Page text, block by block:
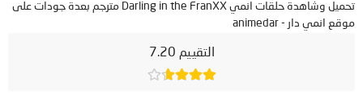
التقييم 7.20
تحميل وشاهدة حلقات انمي Darling in the FranXX مترجم بعدة جودات على
موقع انمي دار - animedar